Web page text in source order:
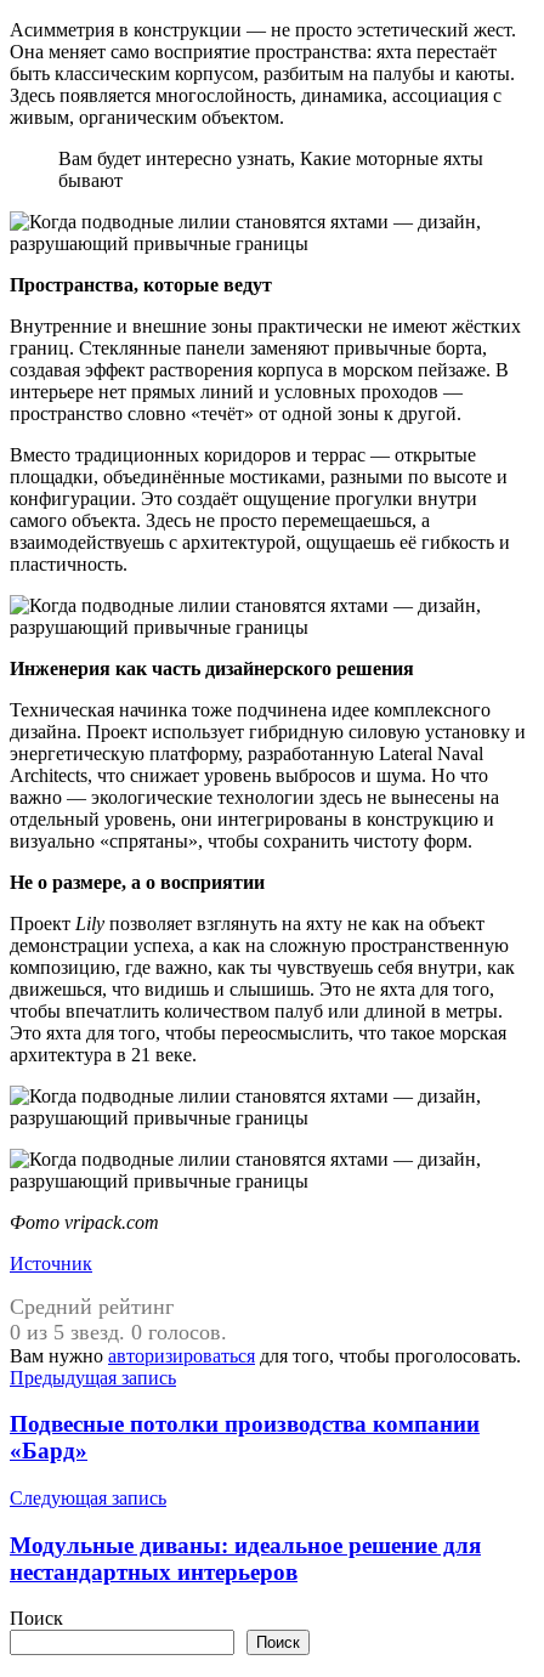
Асимметрия в конструкции — не просто эстетический жест.
Она меняет само восприятие пространства: яхта перестаёт
быть классическим корпусом, разбитым на палубы и каюты.
Здесь появляется многослойность, динамика, ассоциация с
живым, органическим объектом.
Вам будет интересно узнать, Какие моторные яхты
бывают
Пространства, которые ведут
Внутренние и внешние зоны практически не имеют жёстких
границ. Стеклянные панели заменяют привычные борта,
создавая эффект растворения корпуса в морском пейзаже. В
интерьере нет прямых линий и условных проходов —
пространство словно «течёт» от одной зоны к другой.
Вместо традиционных коридоров и террас — открытые
площадки, объединённые мостиками, разными по высоте и
конфигурации. Это создаёт ощущение прогулки внутри
самого объекта. Здесь не просто перемещаешься, а
взаимодействуешь с архитектурой, ощущаешь её гибкость и
пластичность.
Инженерия как часть дизайнерского решения
Техническая начинка тоже подчинена идее комплексного
дизайна. Проект использует гибридную силовую установку и
энергетическую платформу, разработанную Lateral Naval
Architects, что снижает уровень выбросов и шума. Но что
важно — экологические технологии здесь не вынесены на
отдельный уровень, они интегрированы в конструкцию и
визуально «спрятаны», чтобы сохранить чистоту форм.
Не о размере, а о восприятии
Проект Lily позволяет взглянуть на яхту не как на объект
демонстрации успеха, а как на сложную пространственную
композицию, где важно, как ты чувствуешь себя внутри, как
движешься, что видишь и слышишь. Это не яхта для того,
чтобы впечатлить количеством палуб или длиной в метры.
Это яхта для того, чтобы переосмыслить, что такое морская
архитектура в 21 веке.
Фото vripack.com
Источник
Средний рейтинг
0 из 5 звезд. 0 голосов.
Вам нужно авторизироваться для того, чтобы проголосовать.
Навигация
по
записям
Предыдущая запись
Подвесные потолки производства компании
«Бард»
Следующая запись
Модульные диваны: идеальное решение для
нестандартных интерьеров
Поиск
Поиск